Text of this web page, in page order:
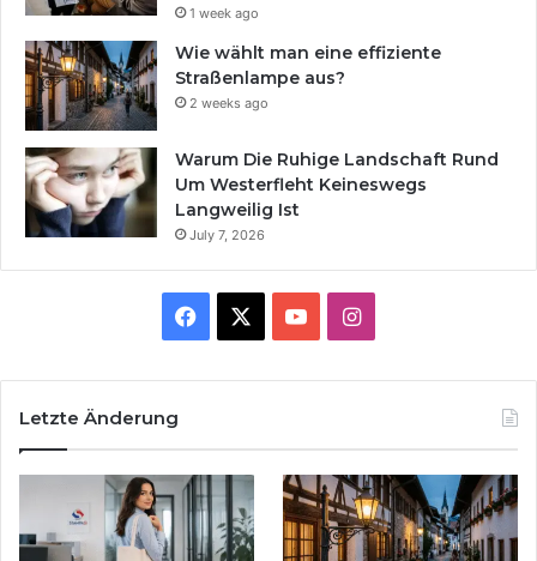
1 week ago
Wie wählt man eine effiziente
Straßenlampe aus?
2 weeks ago
Warum Die Ruhige Landschaft Rund
Um Westerfleht Keineswegs
Langweilig Ist
July 7, 2026
Facebook YouTubeInstagram
Letzte Änderung